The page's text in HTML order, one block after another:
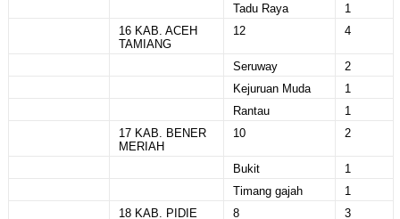
Tadu Raya
1
16 KAB. ACEH
TAMIANG
12 4
Seruway
2
Kejuruan Muda
1
Rantau
1
17 KAB. BENER
MERIAH
10 2
Bukit
1
Timang gajah
1
18 KAB. PIDIE
8 3